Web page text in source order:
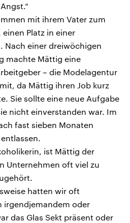
mit ihrem Vater zum
Platz in einer
Nach einer dreiwöchigen
machte Mättig eine
– die Modelagentur
da Mättig ihren Job kurz
Sie sollte eine neue Aufgabe
nicht einverstanden war. Im
fast sieben Monaten
ist Mättig der
Unternehmen oft viel zu
hatten wir oft
irgendjemandem oder
das Glas Sekt präsent oder